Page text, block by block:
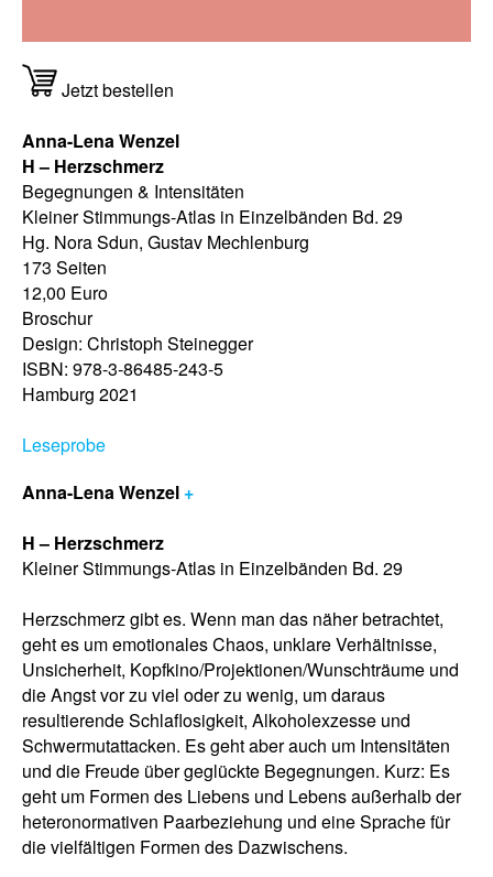
Anna-Lena Wenzel +
H – Herzschmerz
Kleiner Stimmungs-Atlas in Einzelbänden Bd. 29
Herzschmerz gibt es. Wenn man das näher betrachtet,
geht es um emotionales Chaos, unklare Verhältnisse,
Unsicherheit, Kopfkino/Projektionen/Wunschträume und
die Angst vor zu viel oder zu wenig, um daraus
resultierende Schlaflosigkeit, Alkoholexzesse und
Schwermutattacken. Es geht aber auch um Intensitäten
und die Freude über geglückte Begegnungen. Kurz: Es
geht um Formen des Liebens und Lebens außerhalb der
heteronormativen Paarbeziehung und eine Sprache für
die vielfältigen Formen des Dazwischens.
Jetzt bestellen
Anna-Lena Wenzel
H – Herzschmerz
Begegnungen & Intensitäten
Kleiner Stimmungs-Atlas in Einzelbänden Bd. 29
Hg. Nora Sdun, Gustav Mechlenburg
173 Seiten
12,00 Euro
Broschur
Design: Christoph Steinegger
ISBN: 978-3-86485-243-5
Hamburg 2021
Leseprobe